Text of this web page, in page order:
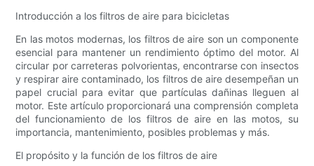
Introducción a los filtros de aire para bicicletas
En las motos modernas, los filtros de aire son un componente
esencial para mantener un rendimiento óptimo del motor. Al
circular por carreteras polvorientas, encontrarse con insectos
y respirar aire contaminado, los filtros de aire desempeñan un
papel crucial para evitar que partículas dañinas lleguen al
motor. Este artículo proporcionará una comprensión completa
del funcionamiento de los filtros de aire en las motos, su
importancia, mantenimiento, posibles problemas y más.
El propósito y la función de los filtros de aire